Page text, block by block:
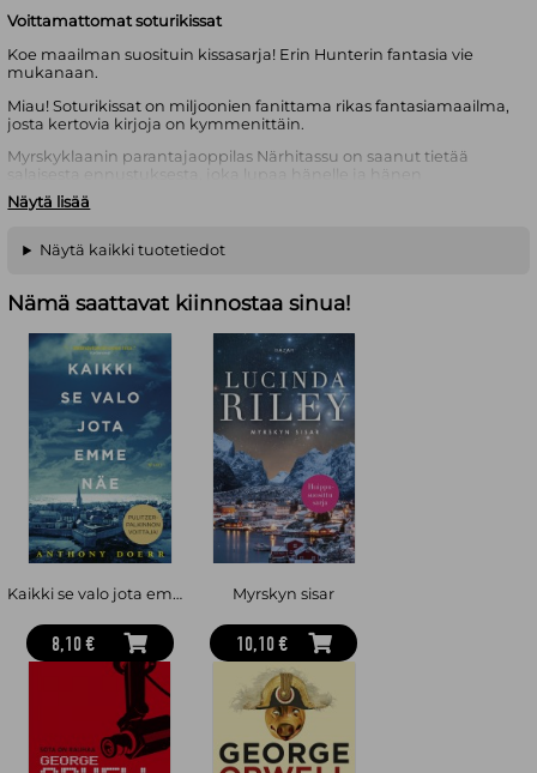
Voittamattomat soturikissat
Koe maailman suosituin kissasarja! Erin Hunterin fantasia vie
mukanaan.
Miau! Soturikissat on miljoonien fanittama rikas fantasiamaailma,
josta kertovia kirjoja on kymmenittäin.
Myrskyklaanin parantajaoppilas Närhitassu on saanut tietää
salaisesta ennustuksesta, joka lupaa hänelle ja hänen
sisaruksilleen pahaenteisen suurta mahtia. Lähtiessään
selvittämään asiaa hän päätyy vuoristoon, Kuohuvan Veden
Paatsamatassukin tuntevat vetoa vuorille, vaikkakin muista
syistä. Vuoret kätkevät kuitenkin paitsi vastauksia myös uusia
löytää paljon muutakin kuin mitä ovat etsimässä.
Kolmikon mahti on kolmas klaanikissoista kertova saaga.
Karkotus on saagan kolmas osa.
monikymmenosainen Soturikissat-sarja on
noussut suureen maailmanlaajuiseen suosioon. Suomeksi
Hunterilta on julkaistu myös sarjoja Uljasmaa, Pandojen
valtakunta, Etsijät ja Selviytyjät. Salanimi Erin Hunterin taakse
kätkeytyy seitsemän britti- ja yhden amerikkalaiskirjailijan tiimi.
Näytä lisää
Näytä kaikki tuotetiedot
Nämä saattavat kiinnostaa sinua!
Kaikki se valo jota emme näe
8,10 €
Myrskyn sisar
10,10 €